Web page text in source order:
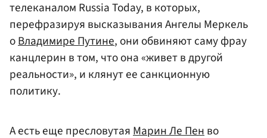
телеканалом Russia Today, в которых,
перефразируя высказывания Ангелы Меркель
оВладимире Путине, они обвиняют саму фрау
канцлерин в том, что она «живет в другой
реальности», и клянут ее санкционную
политику.
А есть еще пресловутая Марин Ле Пен во